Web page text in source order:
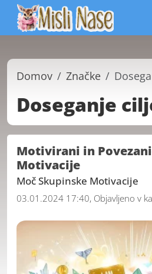
Domov Značke
Doseganje
Motivirani in
Motivacije
Moč Skupinske Motivacije
03.01.2024 17:40, Objavljeno v